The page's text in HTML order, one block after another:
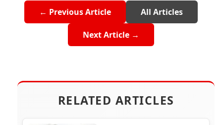
← Previous Article All Articles
Next Article →
RELATED ARTICLES